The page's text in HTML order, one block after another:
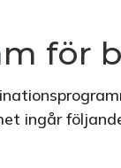
för
ingår